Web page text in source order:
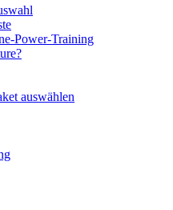
Power-Training
auswählen